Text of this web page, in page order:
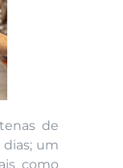
de
um
como